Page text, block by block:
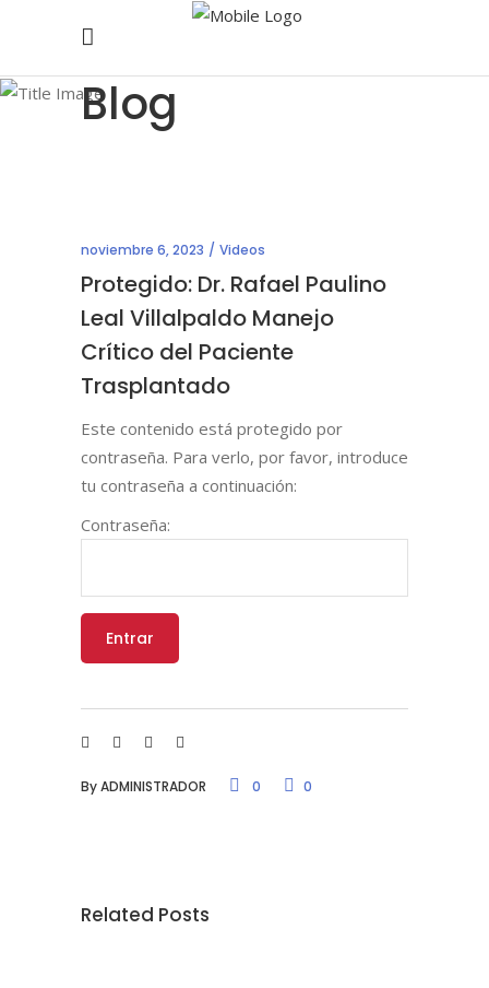
Blog
noviembre 6, 2023 Videos
Protegido: Dr. Rafael Paulino
Leal Villalpaldo Manejo
Crítico del Paciente
Trasplantado
Este contenido está protegido por
contraseña. Para verlo, por favor, introduce
tu contraseña a continuación:
Contraseña:
ByADMINISTRADOR 0 0
Related Posts